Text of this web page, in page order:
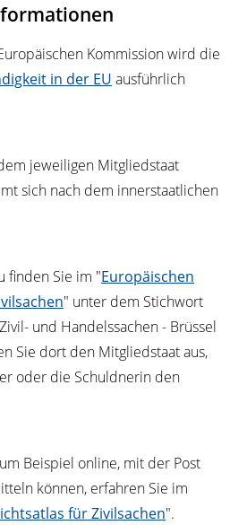
Kommission wird die
in der EU ausführlich
jeweiligen Mitgliedstaat
sich nach dem innerstaatlichen
finden Sie im "Europäischen
" unter dem Stichwort
und Handelssachen - Brüssel
Sie dort den Mitgliedstaat aus,
oder die Schuldnerin den
Beispiel online, mit der Post
können, erfahren Sie im
für Zivilsachen".